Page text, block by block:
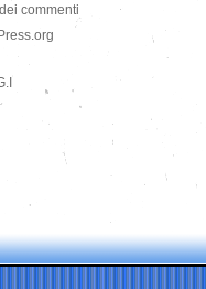
commenti